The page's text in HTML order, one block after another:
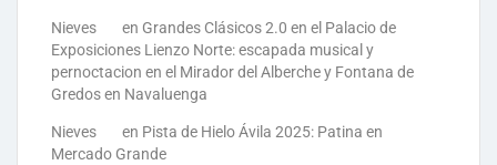
Nieves en Grandes Clásicos 2.0 en el Palacio de
Exposiciones Lienzo Norte: escapada musical y
pernoctacion en el Mirador del Alberche y Fontana de
Gredos en Navaluenga
Nieves en Pista de Hielo Ávila 2025: Patina en
Mercado Grande